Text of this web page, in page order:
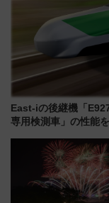
East-iの後継機「
専用検測車」の性能